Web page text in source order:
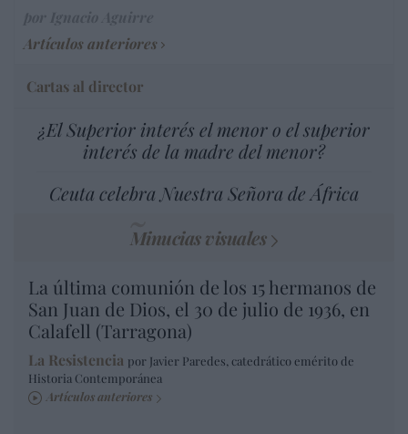
Artículos anteriores
Cartas al director
¿El Superior interés el menor o el superior
interés de la madre del menor?
Ceuta celebra Nuestra Señora de África
Minucias visuales
La última comunión de los 15 hermanos de
San Juan de Dios, el 30 de julio de 1936, en
Calafell (Tarragona)
La Resistencia por Javier Paredes, catedrático emérito de
Historia Contemporánea
Artículos anteriores